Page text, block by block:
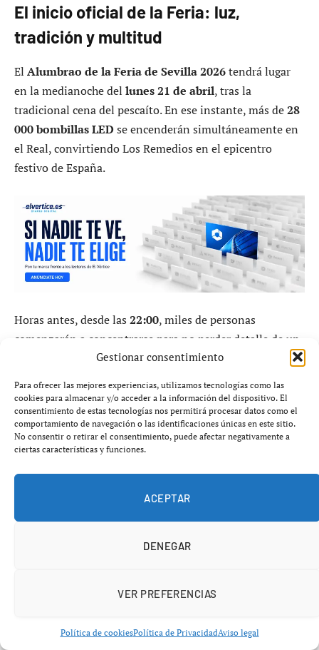
Gestionar consentimiento
Para ofrecer las mejores experiencias, utilizamos tecnologías como las
cookies para almacenar y/o acceder a la información del dispositivo. El
consentimiento de estas tecnologías nos permitirá procesar datos como el
comportamiento de navegación o las identificaciones únicas en este sitio.
No consentir o retirar el consentimiento, puede afectar negativamente a
ciertas características y funciones.
ACEPTAR
DENEGAR
VER PREFERENCIAS
Política de cookiesPolítica de PrivacidadAviso legal
El inicio oficial de la Feria: luz,
tradición y multitud
El Alumbrao de la Feria de Sevilla 2026tendrá lugar
en la medianoche del lunes 21 de abril, tras la
tradicional cena del pescaíto. En ese instante, más de28
000 bombillas LEDse encenderán simultáneamente en
el Real, convirtiendo Los Remedios en el epicentro
festivo de España.
Horas antes, desde las 22:00, miles de personas
comenzarán a concentrarse para no perder detalle de un
evento que, año tras año,refuerza la identidad
Desde la Portada: la experiencia
más intensa
El lugar más icónico para vivir el Alumbrao es, sin duda,
Portada de la Feria de Abril de Sevilla
Máxima cercanía al encendido
Altísima masificación
Si eliges esta opción, conviene llegar con mucha